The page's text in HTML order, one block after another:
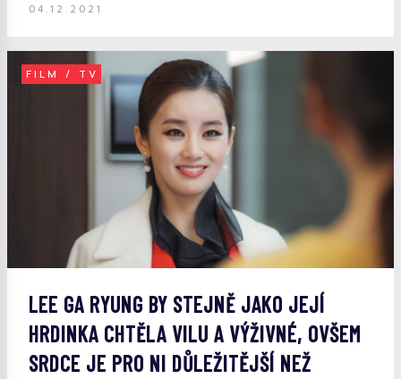
04.12.2021
FILM / TV
LEE GA RYUNG BY STEJNĚ JAKO JEJÍ
HRDINKA CHTĚLA VILU A VÝŽIVNÉ, OVŠEM
SRDCE JE PRO NI DŮLEŽITĚJŠÍ NEŽ